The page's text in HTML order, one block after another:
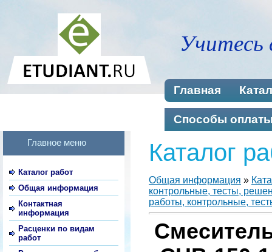
Учитесь
Главная
Способы
Главное меню
Каталог работ
Общая информация
Контактная
информация
Расценки по видам
работ
Каталог
Общая информация »
контрольные, тесты,
работы, контрольные,